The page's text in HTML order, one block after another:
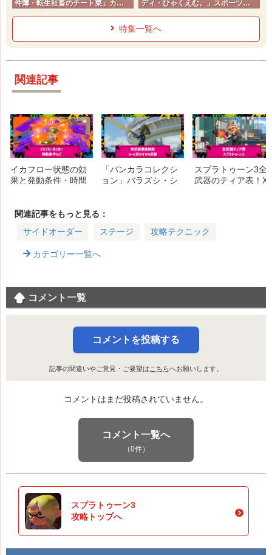
件簿・転生社畜のチート菜」カド
ディ・ひゃくえむ。」スポーツコ
特集一覧へ
関連記事
イカフロー状態の効
果と発動条件・時間
ナジースタンドとの
「バンカラコレクシ
ョン」バラズシ・シ
ルール別最強新武器
スプラトゥーン3全
武器のティア表！X
関連記事をもっと見る：
サイドオーダー
ステージ 攻略テクニック
カテゴリー一覧へ
コメント一覧
コメントを投稿する
記事の間違いやご意見・ご要望はこちらへお願いします。
コメントはまだ投稿されていません。
コメント一覧へ
（0件）
スプラトゥーン3
攻略トップへ